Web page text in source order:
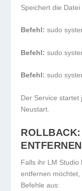
Speichert die
Befehl: sudo
Befehl: sudo
Befehl: sudo
Der Service startet
Neustart.
ENTFERNEN
Falls ihr LM Studio
entfernen
Befehle aus: